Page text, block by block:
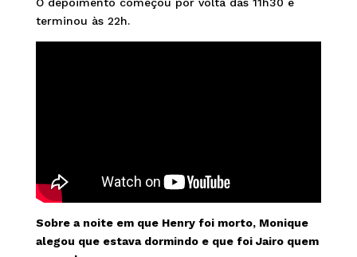
terminou às 22h.
Sobre a noite em que Henry foi morto, Monique
alegou que estava dormindo e que foi Jairo quem